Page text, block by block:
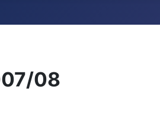
08